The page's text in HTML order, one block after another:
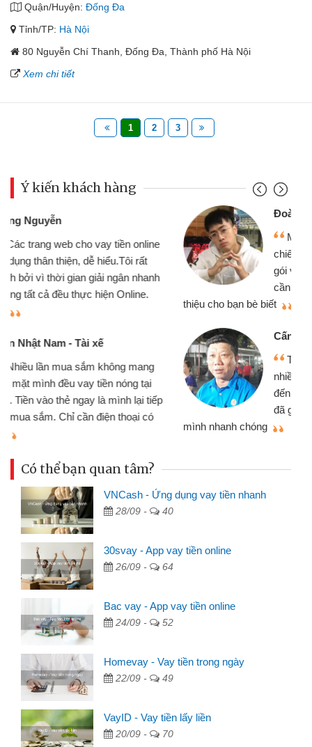
Quận/Huyện: Đống Đa
Tỉnh/TP: Hà Nội
80 Nguyễn Chí Thanh, Đống Đa, Thành phố Hà Nội
Xem chi tiết
1 2 3
Ý kiến khách hàng
Mình cần tiền gấp nên định cầm cố
chiếc xe wave nhưng thật may đã có
gói vay tiền bằng CMND online không
cần gặp mặt nên rất tiện lợi, sẽ giới
thiệu cho bạn bè biết
Cấn Văn Lực - Tạp hóa
Tôi kinh doanh buôn bán nhỏ lẻ
nhiều lúc cần vốn nhập hàng, nhờ biết
đến website qua bạn bè giới thiệu tôi
đã giải quyết được công việc của
Có thể bạn quan tâm?
VNCash - Ứng dụng vay tiền nhanh
28/09 - 40
30svay - App vay tiền online
26/09 - 64
Bac vay - App vay tiền online
24/09 - 52
Homevay - Vay tiền trong ngày
22/09 - 49
VayID - Vay tiền lấy liền
20/09 - 70